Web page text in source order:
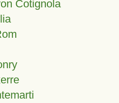
Cotignola